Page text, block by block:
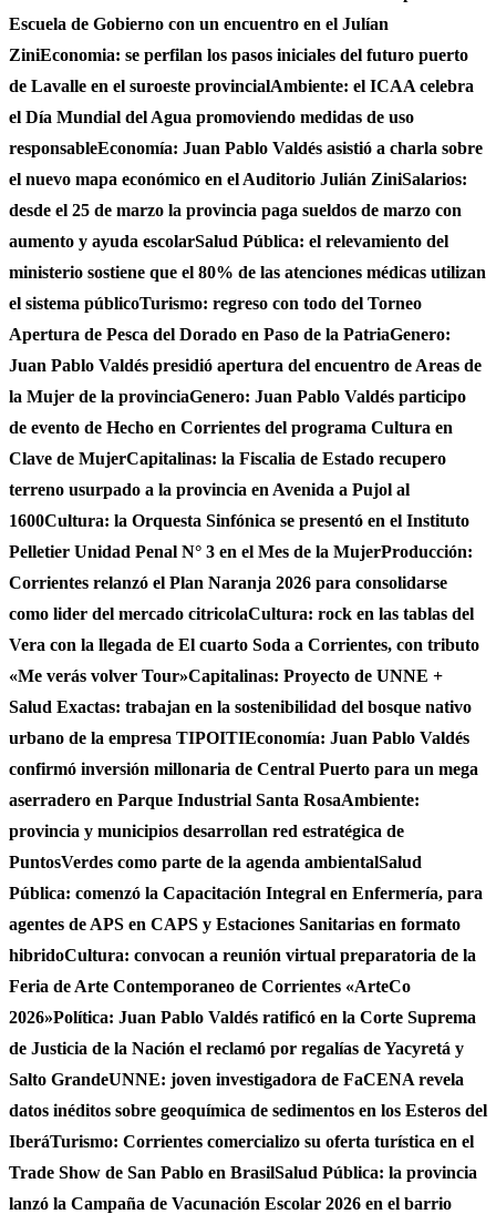
Escuela de Gobierno con un encuentro en el Julían
ZiniEconomia: se perfilan los pasos iniciales del futuro puerto
de Lavalle en el suroeste provincialAmbiente: el ICAA celebra
el Día Mundial del Agua promoviendo medidas de uso
responsableEconomía: Juan Pablo Valdés asistió a charla sobre
el nuevo mapa económico en el Auditorio Julián ZiniSalarios:
desde el 25 de marzo la provincia paga sueldos de marzo con
aumento y ayuda escolarSalud Pública: el relevamiento del
ministerio sostiene que el 80% de las atenciones médicas utilizan
el sistema públicoTurismo: regreso con todo del Torneo
Apertura de Pesca del Dorado en Paso de la PatriaGenero:
Juan Pablo Valdés presidió apertura del encuentro de Areas de
la Mujer de la provinciaGenero: Juan Pablo Valdés participo
de evento de Hecho en Corrientes del programa Cultura en
Clave de MujerCapitalinas: la Fiscalia de Estado recupero
terreno usurpado a la provincia en Avenida a Pujol al
1600Cultura: la Orquesta Sinfónica se presentó en el Instituto
Pelletier Unidad Penal N° 3 en el Mes de la MujerProducción:
Corrientes relanzó el Plan Naranja 2026 para consolidarse
como lider del mercado citricolaCultura: rock en las tablas del
Vera con la llegada de El cuarto Soda a Corrientes, con tributo
«Me verás volver Tour»Capitalinas: Proyecto de UNNE +
Salud Exactas: trabajan en la sostenibilidad del bosque nativo
urbano de la empresa TIPOITIEconomía: Juan Pablo Valdés
confirmó inversión millonaria de Central Puerto para un mega
aserradero en Parque Industrial Santa RosaAmbiente:
provincia y municipios desarrollan red estratégica de
PuntosVerdes como parte de la agenda ambientalSalud
Pública: comenzó la Capacitación Integral en Enfermería, para
agentes de APS en CAPS y Estaciones Sanitarias en formato
hibridoCultura: convocan a reunión virtual preparatoria de la
Feria de Arte Contemporaneo de Corrientes «ArteCo
2026»Política: Juan Pablo Valdés ratificó en la Corte Suprema
de Justicia de la Nación el reclamó por regalías de Yacyretá y
Salto GrandeUNNE: joven investigadora de FaCENA revela
datos inéditos sobre geoquímica de sedimentos en los Esteros del
IberáTurismo: Corrientes comercializo su oferta turística en el
Trade Show de San Pablo en BrasilSalud Pública: la provincia
lanzó la Campaña de Vacunación Escolar 2026 en el barrio